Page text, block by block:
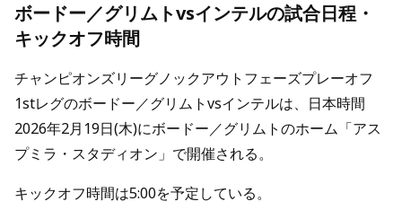
ボードー／グリムトvsインテルの試合日程・
キックオフ時間
チャンピオンズリーグノックアウトフェーズプレーオフ
1stレグのボードー／グリムトvsインテルは、日本時間
2026年2月19日(木)にボードー／グリムトのホーム「アス
プミラ・スタディオン」で開催される。
キックオフ時間は5:00を予定している。